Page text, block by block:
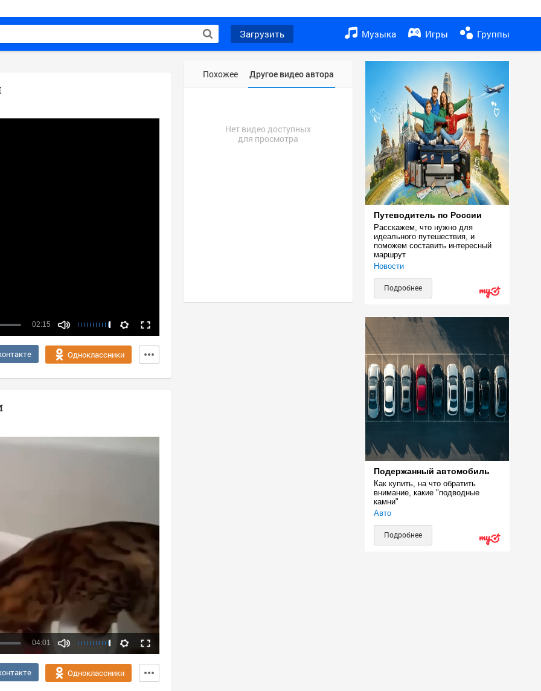
Загрузить Музыка Игры Группы
Качество:
360p
1080p
02:15
Одноклассники
Качество:
360p
04:01
Одноклассники
Похожее Другое видео автора
Нет видео доступных
для просмотра
Путеводитель по России
Расскажем, что нужно для
идеального путешествия, и
поможем составить интересный
маршрут
Новости
Подробнее
Подержанный автомобиль
Как купить, на что обратить
внимание, какие "подводные
камни"
Авто
Подробнее